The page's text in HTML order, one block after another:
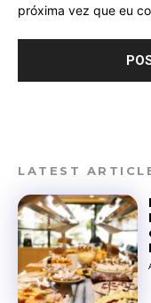
próxima vez que eu
LATEST